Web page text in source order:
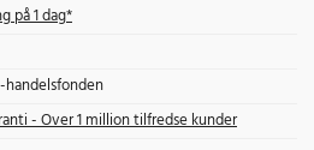
på 1 dag*
- Over 1 million tilfredse kunder